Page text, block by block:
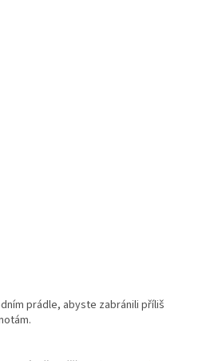
prádle, abyste zabránili příliš